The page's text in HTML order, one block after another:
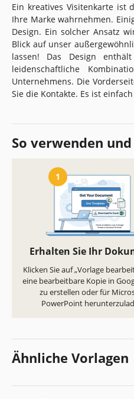
Ein kreatives Visitenkarte ist
Ihre Marke wahrnehmen.
Design. Ein solcher Ansatz
Blick auf unser
lassen! Das Design
leidenschaftliche
Unternehmens. Die
Sie die Kontakte. Es ist
So verwenden
1
Erhalten Sie Ihr
Klicken Sie auf „Vorlage
eine bearbeitbare Kopie in
zu erstellen oder für
PowerPoint
Ähnliche Vorlagen